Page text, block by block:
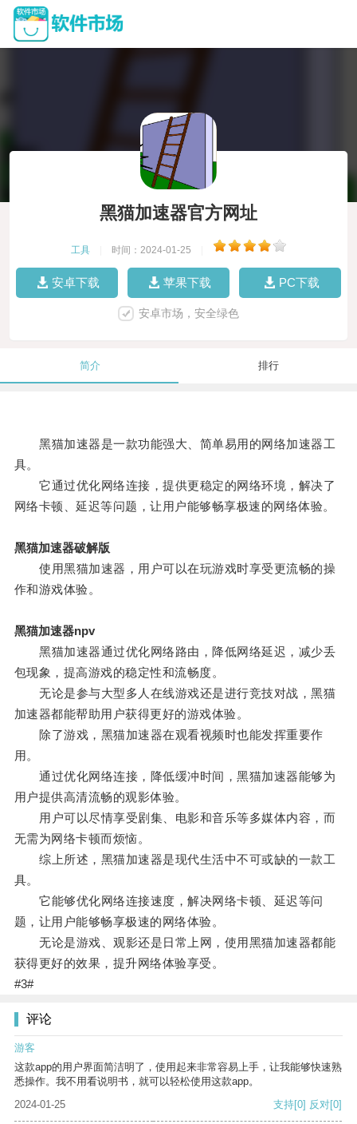
黑猫加速器官方网址
工具 时间：2024-01-25
安卓下载 苹果下载 PC下载
安卓市场，安全绿色
简介 排行
黑猫加速器是一款功能强大、简单易用的网络加速器工
具。
它通过优化网络连接，提供更稳定的网络环境，解决了
网络卡顿、延迟等问题，让用户能够畅享极速的网络体验。
黑猫加速器破解版
使用黑猫加速器，用户可以在玩游戏时享受更流畅的操
作和游戏体验。
黑猫加速器npv
黑猫加速器通过优化网络路由，降低网络延迟，减少丢
包现象，提高游戏的稳定性和流畅度。
无论是参与大型多人在线游戏还是进行竞技对战，黑猫
加速器都能帮助用户获得更好的游戏体验。
除了游戏，黑猫加速器在观看视频时也能发挥重要作
用。
通过优化网络连接，降低缓冲时间，黑猫加速器能够为
用户提供高清流畅的观影体验。
用户可以尽情享受剧集、电影和音乐等多媒体内容，而
无需为网络卡顿而烦恼。
综上所述，黑猫加速器是现代生活中不可或缺的一款工
具。
它能够优化网络连接速度，解决网络卡顿、延迟等问
题，让用户能够畅享极速的网络体验。
无论是游戏、观影还是日常上网，使用黑猫加速器都能
获得更好的效果，提升网络体验享受。
#3#
评论
游客
这款app的用户界面简洁明了，使用起来非常容易上手，让我能够快速熟
悉操作。我不用看说明书，就可以轻松使用这款app。
2024-01-25
支持[0] 反对[0]